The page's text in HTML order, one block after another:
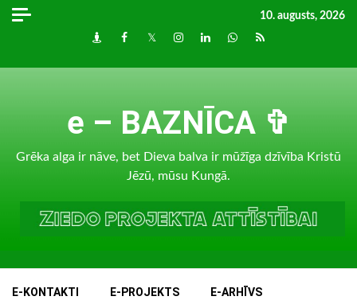
Skip
10. augusts, 2026
DraugiemFacebook
TwitterInstagram
LinkedInwhatsapp
RSS
e – BAZNĪCA ✞
Grēka alga ir nāve, bet Dieva balva ir mūžīga dzīvība Kristū
Jēzū, mūsu Kungā.
E-KONTAKTI E-PROJEKTS E-ARHĪVS